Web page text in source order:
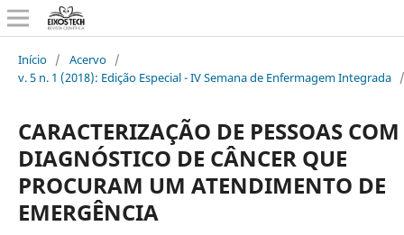
Início / Acervo /
v. 5 n. 1 (2018): Edição Especial - IV Semana de Enfermagem Integrada
CARACTERIZAÇÃO DE PESSOAS COM
DIAGNÓSTICO DE CÂNCER QUE
PROCURAM UM ATENDIMENTO DE
EMERGÊNCIA